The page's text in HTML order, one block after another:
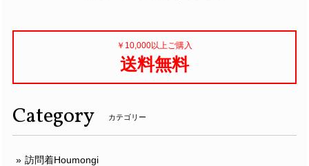
￥10,000以上ご購入
送料無料
Category カテゴリー
訪問着Houmongi